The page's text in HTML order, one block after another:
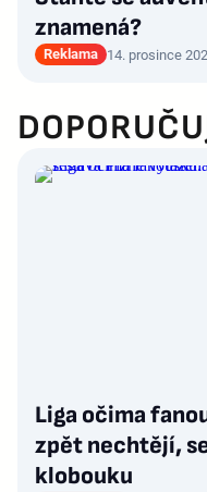
znamená?
Reklama 14. prosince
Liga očima
zpět nechtějí,
klobouku